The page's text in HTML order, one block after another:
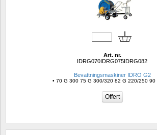
Art. nr.
IDRG070IDRG075IDRG082
Bevattningsmaskiner IDRO G2
• 70 G 300 75 G 300/320 82 G 220/250 90